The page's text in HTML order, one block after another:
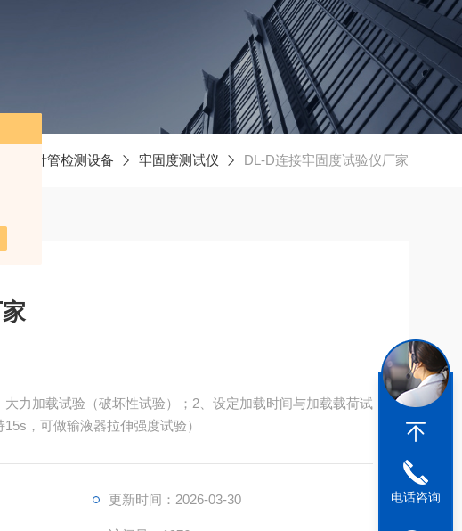
锈钢针管检测设备 牢固度测试仪 DL-D连接牢固度试验仪厂家
力加载试验（破坏性试验）；2、设定加载时间与加载载荷试
，可做输液器拉伸强度试验）
更新时间：2026-03-30 电话咨询